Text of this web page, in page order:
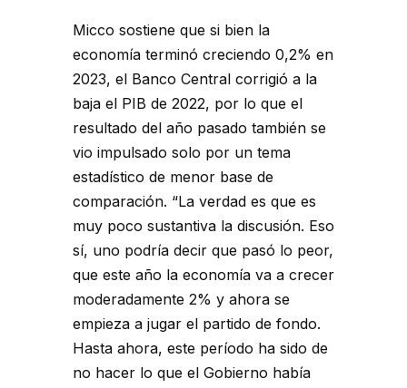
Micco sostiene que si bien la
economía terminó creciendo 0,2% en
2023, el Banco Central corrigió a la
baja el PIB de 2022, por lo que el
resultado del año pasado también se
vio impulsado solo por un tema
estadístico de menor base de
comparación. “La verdad es que es
muy poco sustantiva la discusión. Eso
sí, uno podría decir que pasó lo peor,
que este año la economía va a crecer
moderadamente 2% y ahora se
empieza a jugar el partido de fondo.
Hasta ahora, este período ha sido de
no hacer lo que el Gobierno había